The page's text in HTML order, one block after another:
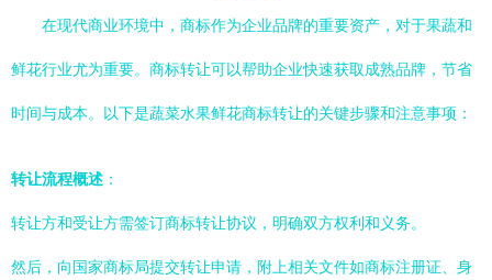
在现代商业环境中，商标作为企业品牌的重要资产，对于果蔬和
鲜花行业尤为重要。商标转让可以帮助企业快速获取成熟品牌，节省
时间与成本。以下是蔬菜水果鲜花商标转让的关键步骤和注意事项：
转让流程概述 ：
转让方和受让方需签订商标转让协议，明确双方权利和义务。
然后，向国家商标局提交转让申请，附上相关文件如商标注册证、身